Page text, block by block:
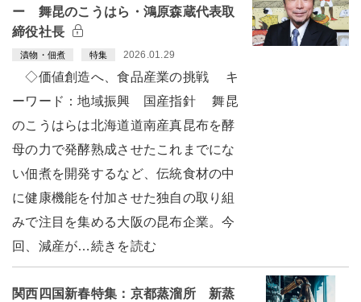
ー 舞昆のこうはら・鴻原森蔵代表取
締役社長
漬物・佃煮 特集 2026.01.29
◇価値創造へ、食品産業の挑戦 キ
ーワード：地域振興 国産指針 舞昆
のこうはらは北海道道南産真昆布を酵
母の力で発酵熟成させたこれまでにな
い佃煮を開発するなど、伝統食材の中
に健康機能を付加させた独自の取り組
みで注目を集める大阪の昆布企業。今
回、減産が…続きを読む
関西四国新春特集：京都蒸溜所 新蒸